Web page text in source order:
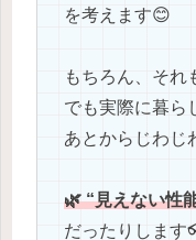
を考えます😊
もちろん、それ
でも実際に暮ら
あとからじわじ
🌿 “見えない性
だったりします